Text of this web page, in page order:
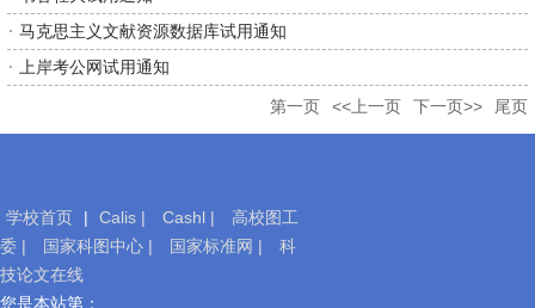
马克思主义文献资源数据库试用通知
上岸考公网试用通知
第一页 <<上一页 下一页>> 尾页
学校首页 | Calis | Cashl |
高校图工
委 |
国家科图中心 | 国家标准网 |
科
技论文在线
您是本站第：